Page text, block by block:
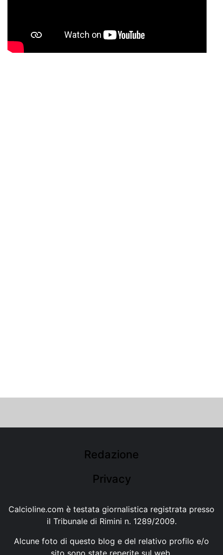
Redazione
Privacy
Calcioline.com è testata giornalistica registrata presso
il Tribunale di Rimini n. 1289/2009.
Alcune foto di questo blog e del relativo profilo e/o